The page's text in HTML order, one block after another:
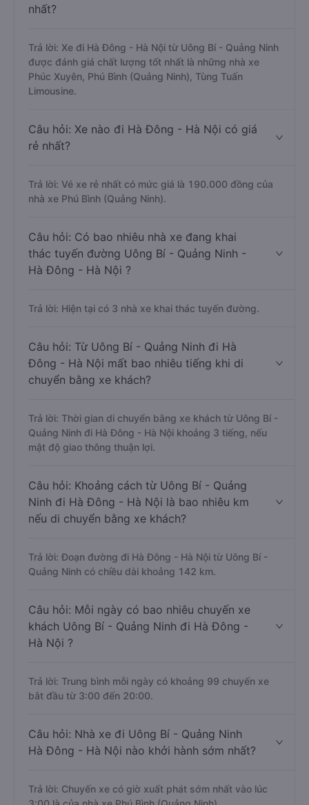
nhất?
Trả lời: Xe đi Hà Đông - Hà Nội từ Uông Bí - Quảng Ninh
được đánh giá chất lượng tốt nhất là những nhà xe
Phúc Xuyên, Phú Bình (Quảng Ninh), Tùng Tuấn
Limousine.
Câu hỏi: Xe nào đi Hà Đông - Hà Nội có giá
rẻ nhất?
Trả lời: Vé xe rẻ nhất có mức giá là 190.000 đồng của
nhà xe Phú Bình (Quảng Ninh).
Câu hỏi: Có bao nhiêu nhà xe đang khai
thác tuyến đường Uông Bí - Quảng Ninh -
Hà Đông - Hà Nội ?
Trả lời: Hiện tại có 3 nhà xe khai thác tuyến đường.
Câu hỏi: Từ Uông Bí - Quảng Ninh đi Hà
Đông - Hà Nội mất bao nhiêu tiếng khi di
chuyển bằng xe khách?
Trả lời: Thời gian di chuyển bằng xe khách từ Uông Bí -
Quảng Ninh đi Hà Đông - Hà Nội khoảng 3 tiếng, nếu
mật độ giao thông thuận lợi.
Câu hỏi: Khoảng cách từ Uông Bí - Quảng
Ninh đi Hà Đông - Hà Nội là bao nhiêu km
nếu di chuyển bằng xe khách?
Trả lời: Đoạn đường đi Hà Đông - Hà Nội từ Uông Bí -
Quảng Ninh có chiều dài khoảng 142 km.
Câu hỏi: Mỗi ngày có bao nhiêu chuyến xe
khách Uông Bí - Quảng Ninh đi Hà Đông -
Hà Nội ?
Trả lời: Trung bình mỗi ngày có khoảng 99 chuyến xe
bắt đầu từ 3:00 đến 20:00.
Câu hỏi: Nhà xe đi Uông Bí - Quảng Ninh
Hà Đông - Hà Nội nào khởi hành sớm nhất?
Trả lời: Chuyến xe có giờ xuất phát sớm nhất vào lúc